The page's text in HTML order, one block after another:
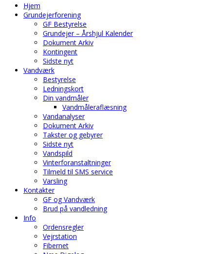
Hjem
Grundejerforening
GF Bestyrelse
Grundejer – Årshjul Kalender
Dokument Arkiv
Kontingent
Sidste nyt
Vandværk
Bestyrelse
Ledningskort
Din vandmåler
Vandmåleraflæsning
Vandanalyser
Dokument Arkiv
Takster og gebyrer
Sidste nyt
Vandspild
Vinterforanstaltninger
Tilmeld til SMS service
Varsling
Kontakter
GF og Vandværk
Brud på vandledning
Info
Ordensregler
Vejrstation
Fibernet